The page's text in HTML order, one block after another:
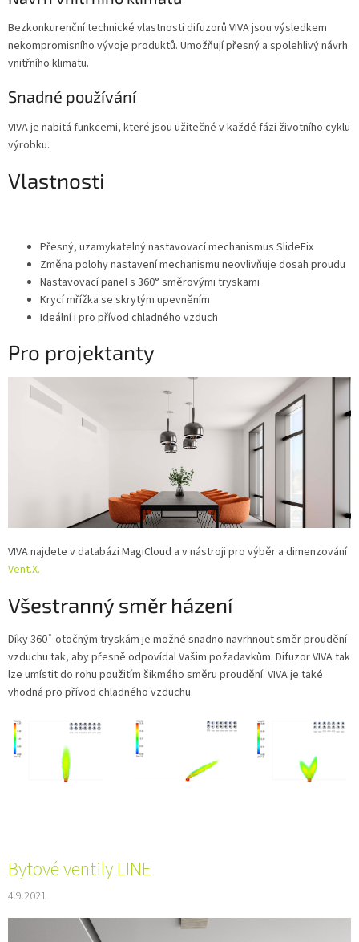
Bezkonkurenční technické vlastnosti difuzorů VIVA jsou výsledkem
nekompromisního vývoje produktů. Umožňují přesný a spolehlivý návrh
vnitřního klimatu.
Snadné používání
VIVA je nabitá funkcemi, které jsou užitečné v každé fázi životního cyklu
výrobku.
Vlastnosti
Přesný, uzamykatelný nastavovací mechanismus SlideFix
Změna polohy nastavení mechanismu neovlivňuje dosah proudu
Nastavovací panel s 360° směrovými tryskami
Krycí mřížka se skrytým upevněním
Ideální i pro přívod chladného vzduch
Pro projektanty
VIVA najdete v databázi MagiCloud a v nástroji pro výběr a dimenzování
Vent.X.
Všestranný směr házení
Díky 360˚ otočným tryskám je možné snadno navrhnout směr proudění
vzduchu tak, aby přesně odpovídal Vašim požadavkům. Difuzor VIVA tak
lze umístit do rohu použitím šikmého směru proudění. VIVA je také
vhodná pro přívod chladného vzduchu.
Bytové ventily LINE
4.9.2021